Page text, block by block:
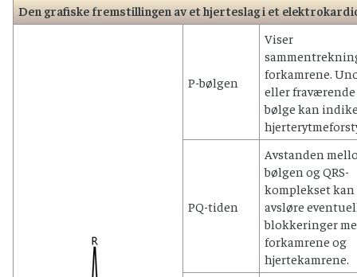
Den grafiske fremstillingen av et hjerteslag i et
P-bølgen
Viser
forkamrene.
eller fraværende
bølge kan
PQ-tiden
Avstanden
bølgen og QRS-
komplekset kan
avsløre
blokkeringer
forkamrene og
hjertekamrene.